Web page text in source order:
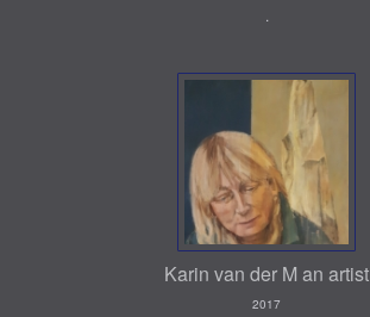
.
Karin van der M an artist
2017